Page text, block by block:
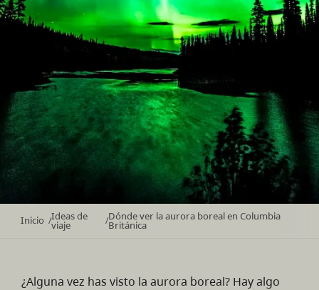
Inicio /Ideas de
viaje /Dónde ver la aurora boreal en Columbia
Británica
¿Alguna vez has visto la aurora boreal? Hay algo